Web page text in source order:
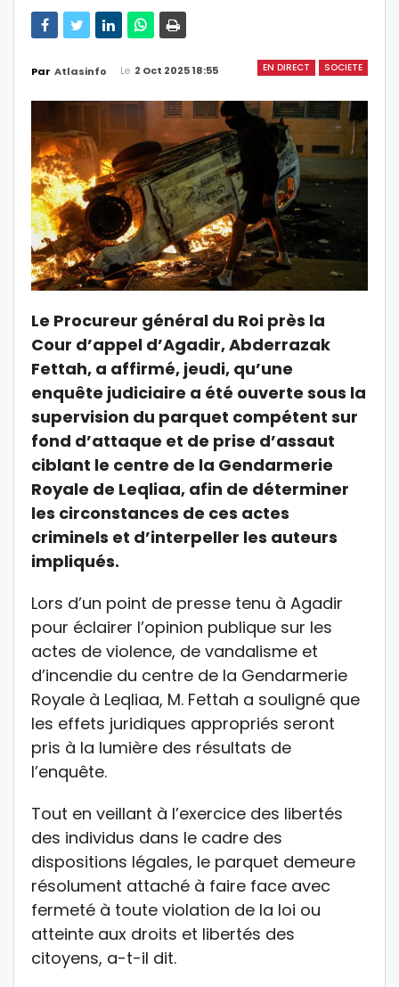
EN DIRECT SOCIETE
Par Atlasinfo Le 2 Oct 2025 18:55
Le Procureur général du Roi près la
Cour d’appel d’Agadir, Abderrazak
Fettah, a affirmé, jeudi, qu’une
enquête judiciaire a été ouverte sous la
supervision du parquet compétent sur
fond d’attaque et de prise d’assaut
ciblant le centre de la Gendarmerie
Royale de Leqliaa, afin de déterminer
les circonstances de ces actes
criminels et d’interpeller les auteurs
impliqués.
Lors d’un point de presse tenu à Agadir
pour éclairer l’opinion publique sur les
actes de violence, de vandalisme et
d’incendie du centre de la Gendarmerie
Royale à Leqliaa, M. Fettah a souligné que
les effets juridiques appropriés seront
pris à la lumière des résultats de
l’enquête.
Tout en veillant à l’exercice des libertés
des individus dans le cadre des
dispositions légales, le parquet demeure
résolument attaché à faire face avec
fermeté à toute violation de la loi ou
atteinte aux droits et libertés des
citoyens, a-t-il dit.